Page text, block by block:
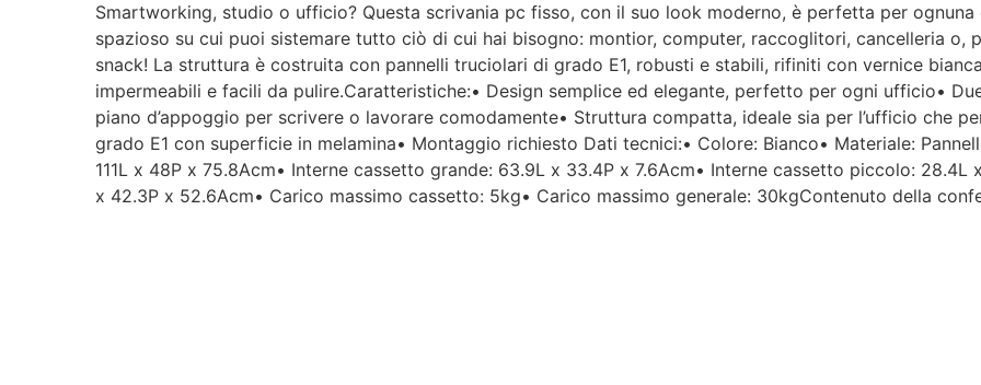
Per un'azienda che vende
esclusivamente online, mi
aspettavo un servizio clienti molto
più efficiente. L'assistenza è
disponibile solo in fasce orarie
molto limitate e, nel mio caso, la
gestione del post-vendita è stata
lenta e poco rassicurante.
Smartworking, studio o ufficio? Questa scrivania pc fisso, con il suo look moderno, è perfetta per
spazioso su cui puoi sistemare tutto ciò di cui hai bisogno: montior, computer, raccoglitori, cancelleria o,
snack! La struttura è costruita con pannelli truciolari di grado E1, robusti e stabili, rifiniti con vernice
impermeabili e facili da pulire.Caratteristiche:• Design semplice ed elegante, perfetto per ogni ufficio•
piano d’appoggio per scrivere o lavorare comodamente• Struttura compatta, ideale sia per l’ufficio che
grado E1 con superficie in melamina• Montaggio richiesto Dati tecnici:• Colore: Bianco• Materiale:
111L x 48P x 75.8Acm• Interne cassetto grande: 63.9L x 33.4P x 7.6Acm• Interne cassetto piccolo:
x 42.3P x 52.6Acm• Carico massimo cassetto: 5kg• Carico massimo generale: 30kgContenuto della